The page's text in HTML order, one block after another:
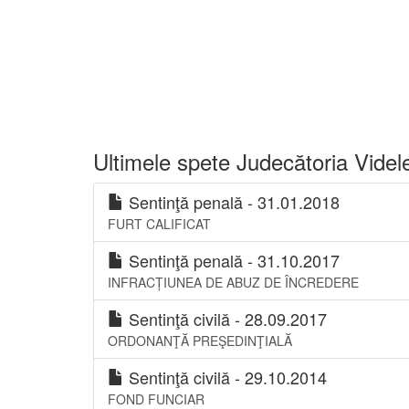
Ultimele spete Judecătoria
Sentinţă penală - 31.01.2018
FURT CALIFICAT
Sentinţă penală - 31.10.2017
INFRACȚIUNEA DE ABUZ DE ÎNCREDERE
Sentinţă civilă - 28.09.2017
ORDONANŢĂ PREŞEDINŢIALĂ
Sentinţă civilă - 29.10.2014
FOND FUNCIAR